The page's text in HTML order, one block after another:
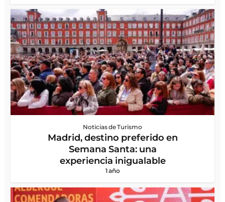
Noticias de Turismo
Madrid, destino preferido en
Semana Santa: una
experiencia inigualable
1 año